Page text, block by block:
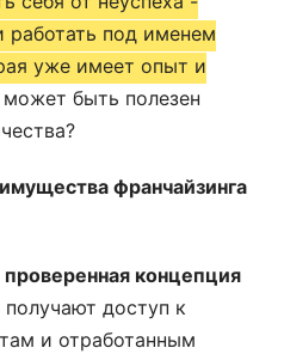
работать под именем
уже имеет опыт и
быть полезен
франчайзинга
концепция
доступ к
и отработанным